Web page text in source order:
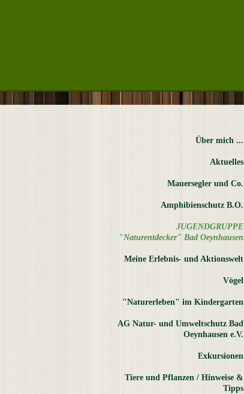
Über mich ...
Aktuelles
Mauersegler und Co.
Amphibienschutz B.O.
JUGENDGRUPPE
"Naturentdecker" Bad Oeynhausen
Meine Erlebnis- und Aktionswelt
Vögel
"Naturerleben" im Kindergarten
AG Natur- und Umweltschutz Bad
Oeynhausen e.V.
Exkursionen
Tiere und Pflanzen / Hinweise &
Tipps